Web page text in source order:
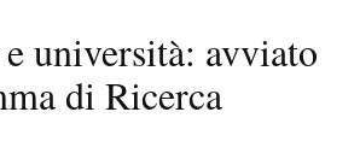
università: avviato
di Ricerca